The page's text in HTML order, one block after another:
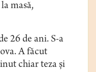
masă,
26 de ani. S-a
A făcut
chiar teza şi